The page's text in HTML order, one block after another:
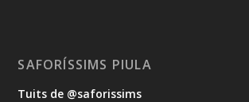
SAFORÍSSIMS PIULA
Tuits de @saforissims